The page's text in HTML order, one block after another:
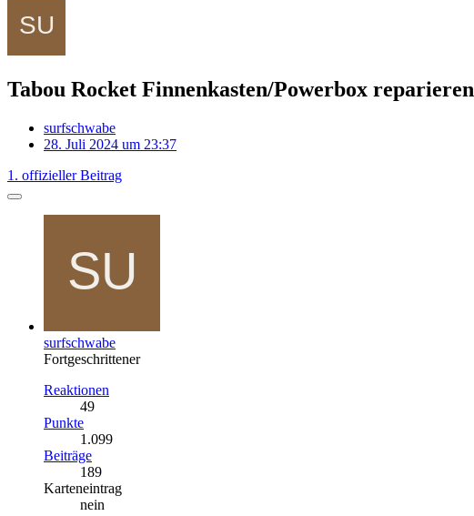
Tabou Rocket Finnenkasten/Powerbox reparieren
surfschwabe
28. Juli 2024 um 23:37
1. offizieller Beitrag
surfschwabe
Fortgeschrittener
Reaktionen
49
Punkte
1.099
Beiträge
189
Karteneintrag
nein